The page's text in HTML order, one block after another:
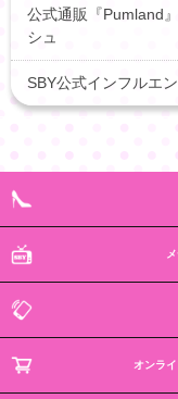
公式通販『Pumland
シュ
SBY公式インフルエ
オンラ